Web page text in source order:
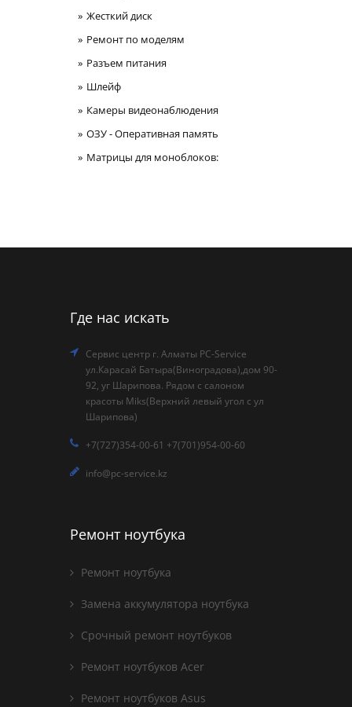
Жесткий диск
Ремонт по моделям
Разъем питания
Шлейф
Камеры видеонаблюдения
ОЗУ - Оперативная память
Матрицы для моноблоков:
Где нас искать
Сервис центр г. Алматы PC-Service
ул.Карасай Батыра(Виноградова),дом 90-
92, уг Шарипова. Рядом с салоном
красоты Miks(Верхний левый угол с ул
Шарипова)
+7(727)354-00-61 +7(701)954-00-60
info@pc-service.kz
Ремонт ноутбука
Ремонт ноутбука
Замена аккумулятора ноутбука
Срочный ремонт ноутбуков
Ремонт ноутбуков Acer
Ремонт ноутбуков Asus